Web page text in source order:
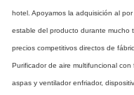
hotel. Apoyamos la adquisición al
estable del producto durante mucho
precios competitivos directos de
Purificador de aire multifuncional
aspas y ventilador enfriador,